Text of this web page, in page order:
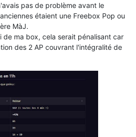
pas de problème avant le
étaient une Freebox Pop ou
MàJ.
de ma box, cela serait pénalisant car
des 2 AP couvrant l'intégralité de